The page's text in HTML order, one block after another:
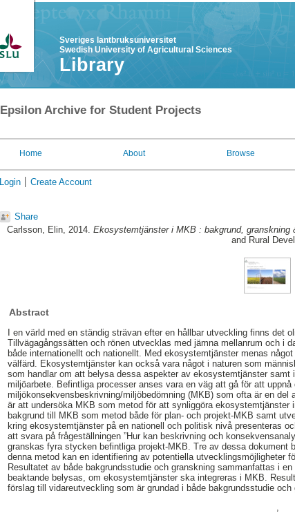
Sveriges lantbruksuniversitet
Swedish University of Agricultural Sciences
Library
Epsilon Archive for Student Projects
Home About Browse
Login Create Account
Share
Carlsson, Elin, 2014. Ekosystemtjänster i MKB : bakgrund, granskning
and Rural
Abstract
I en värld med en ständig strävan efter en hållbar utveckling finns det
Tillvägagångssätten och rönen utvecklas med jämna mellanrum och i
både internationellt och nationellt. Med ekosystemtjänster menas
välfärd. Ekosystemtjänster kan också vara något i naturen som
som handlar om att belysa dessa aspekter av ekosystemtjänster
miljöarbete. Befintliga processer anses vara en väg att gå för att
miljökonsekvensbeskrivning/miljöbedömning (MKB) som ofta är en
är att undersöka MKB som metod för att synliggöra
bakgrund till MKB som metod både för plan- och projekt-MKB samt
kring ekosystemtjänster på en nationell och politisk nivå presenteras
att svara på frågeställningen ”Hur kan beskrivning och
granskas fyra stycken befintliga projekt-MKB. Tre av dessa dokument
denna metod kan en identifiering av potentiella utvecklingsmöjligheter
Resultatet av både bakgrundsstudie och granskning sammanfattas i
beaktande belysas, om ekosystemtjänster ska integreras i MKB.
förslag till vidareutveckling som är grundad i både bakgrundsstudie och